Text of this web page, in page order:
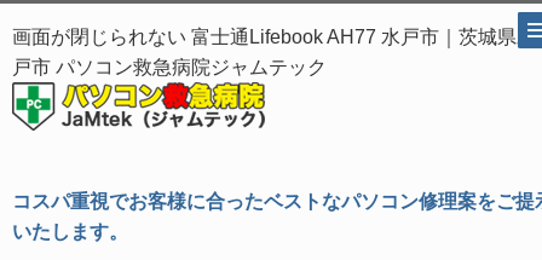
画面が閉じられない 富士通Lifebook AH77 水戸市｜茨城県水
戸市 パソコン救急病院ジャムテック
コスパ重視でお客様に合ったベストなパソコン修理案をご提
いたします。